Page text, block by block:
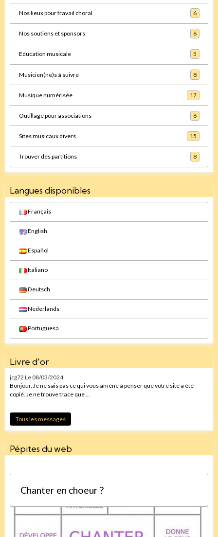
Nos lieux pour travail choral 6
Nos soutiens et sponsors 6
Education musicale 5
Musicien(ne)s à suivre 8
Musique numérisée 17
Outillage pour associations 6
Sites musicaux divers 15
Trouver des partitions 8
Langues disponibles
Français
English
Español
Italiano
Deutsch
Nederlands
Portuguesa
Livre d'or
jcg72 Le 08/03/2024
Bonjour, Je ne sais pas ce qui vous amène à penser que votre site a été
copié. Je ne trouve trace que ...
Tous les messages
Pépites du web
Chanter en choeur ?